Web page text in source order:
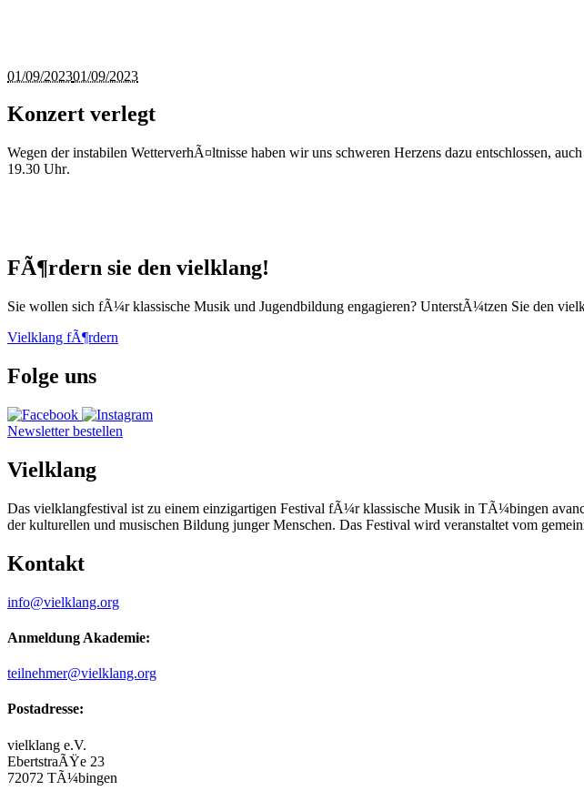
01/09/202301/09/2023
Konzert verlegt
Wegen der instabilen WetterverhÃ¤ltnisse haben wir uns schweren Herzens dazu entschlossen,
19.30 Uhr.
FÃ¶rdern sie den vielklang!
Sie wollen sich fÃ¼r klassische Musik und Jugendbildung engagieren? UnterstÃ¼tzen Sie den
Vielklang fÃ¶rdern
Folge uns
Newsletter bestellen
Vielklang
Das vielklangfestival ist zu einem einzigartigen Festival fÃ¼r klassische Musik in TÃ¼bingen
der kulturellen und musischen Bildung junger Menschen. Das Festival wird veranstaltet vom
Kontakt
info@vielklang.org
Anmeldung Akademie:
teilnehmer@vielklang.org
Postadresse:
vielklang e.V.
EbertstraÃŸe 23
72072 TÃ¼bingen